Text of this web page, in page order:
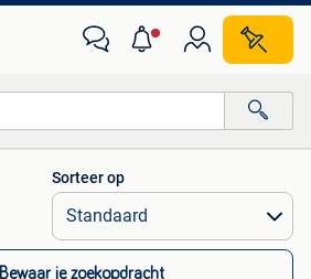
Alle afstanden…
Sorteer op
Bewaar je zoekopdracht